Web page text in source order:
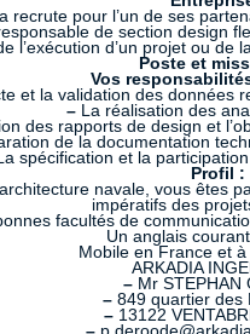
recrute pour l’un de ses
de section design
l’exécution d’un projet ou de
Poste et
Vos
et la validation des données
– La réalisation des
des rapports de design et
de la documentation
spécification et la
Profil :
navale, vous
impératifs des
facultés de
Un anglais
Mobile en France et à
ARKADIA
– Mr STEPHAN
– 849 quartier des
– 13122